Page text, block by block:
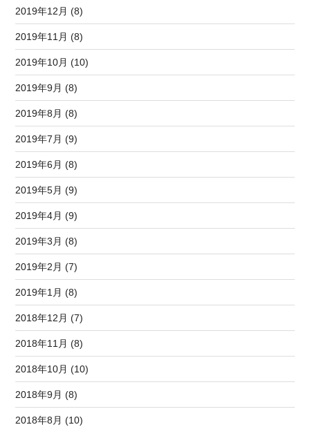
2019年12月 (8)
2019年11月 (8)
2019年10月 (10)
2019年9月 (8)
2019年8月 (8)
2019年7月 (9)
2019年6月 (8)
2019年5月 (9)
2019年4月 (9)
2019年3月 (8)
2019年2月 (7)
2019年1月 (8)
2018年12月 (7)
2018年11月 (8)
2018年10月 (10)
2018年9月 (8)
2018年8月 (10)